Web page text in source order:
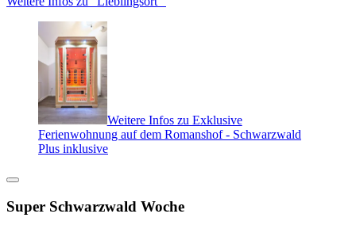
Weitere Infos zu Exklusive
Ferienwohnung auf dem Romanshof - Schwarzwald
Plus inklusive
Super Schwarzwald Woche